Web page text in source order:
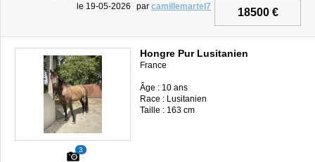
18500 €
le 19-05-2026 par camillemartel7
3
Hongre Pur Lusitanien
France
Âge : 10 ans
Race : Lusitanien
Taille : 163 cm